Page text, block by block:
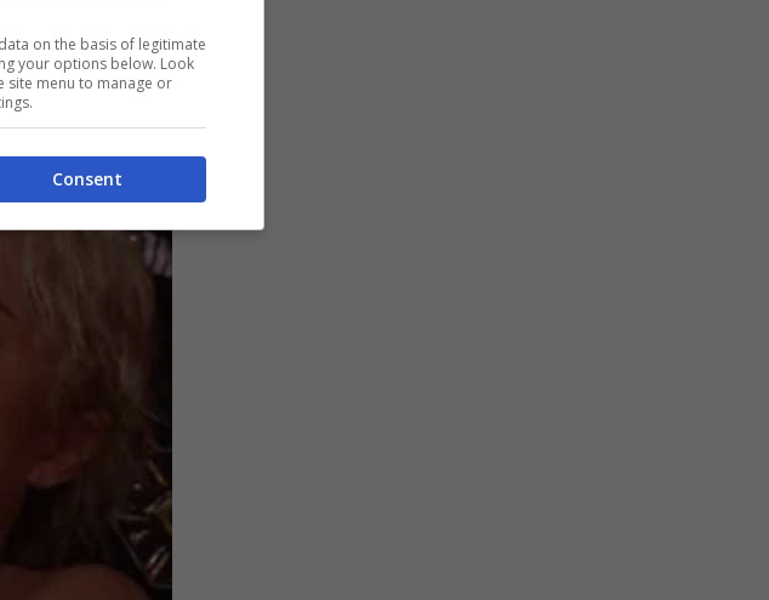
on the basis of legitimate
your options below. Look
site menu to manage or
Consent